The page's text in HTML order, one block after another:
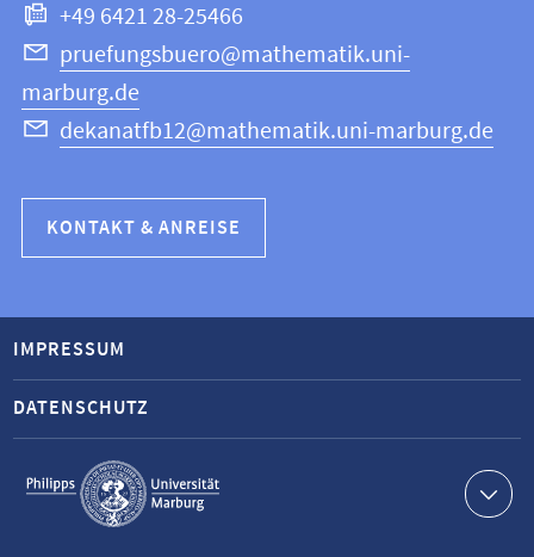
+49 6421 28-25466
pruefungsbuero@mathematik.uni-
marburg.de
dekanatfb12@mathematik.uni-marburg.de
KONTAKT & ANREISE
Service-
Navigation
IMPRESSUM
DATENSCHUTZ